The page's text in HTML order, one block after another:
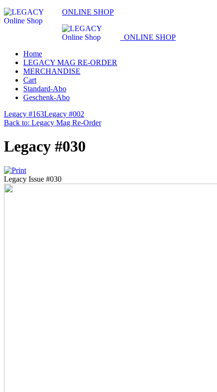
ONLINE SHOP
ONLINE SHOP
Home
LEGACY MAG RE-ORDER
MERCHANDISE
Cart
Standard-Abo
Geschenk-Abo
Legacy #163Legacy #002
Back to: Legacy Mag Re-Order
Legacy #030
Legacy Issue #030